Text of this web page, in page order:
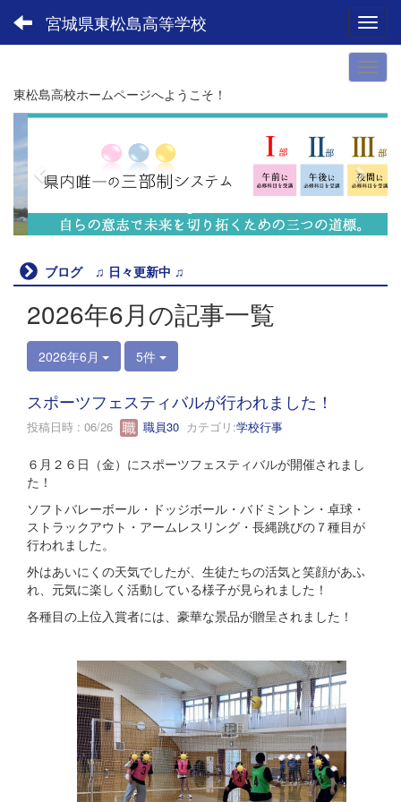
宮城県東松島高等学校
東松島高校ホームページへようこそ！
p
e
u
n
e
x
t
ブログ ♫ 日々更新中 ♫
2026年6月の記事一覧
2026年6月 5件
スポーツフェスティバルが行われました！
投稿日時 : 06/26 職員30 カテゴリ:学校行事
６月２６日（金）にスポーツフェスティバルが開催されまし
た！
ソフトバレーボール・ドッジボール・バドミントン・卓球・
ストラックアウト・アームレスリング・長縄跳びの７種目が
行われました。
外はあいにくの天気でしたが、生徒たちの活気と笑顔があふ
れ、元気に楽しく活動している様子が見られました！
各種目の上位入賞者には、豪華な景品が贈呈されました！